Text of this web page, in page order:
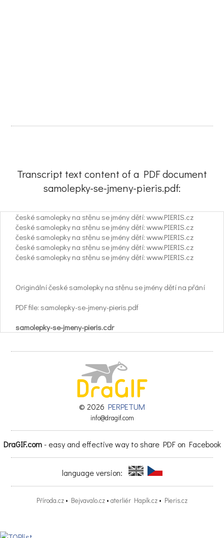
Transcript text content of a PDF document
samolepky-se-jmeny-pieris.pdf:
české samolepky na stěnu se jmény dětí: www.PIERIS.cz
české samolepky na stěnu se jmény dětí: www.PIERIS.cz
české samolepky na stěnu se jmény dětí: www.PIERIS.cz
české samolepky na stěnu se jmény dětí: www.PIERIS.cz
české samolepky na stěnu se jmény dětí: www.PIERIS.cz
Originální české samolepky na stěnu se jmény dětí na přání
PDF file: samolepky-se-jmeny-pieris.pdf
samolepky-se-jmeny-pieris.cdr
© 2026 PERPETUM
info@dragif.com
DraGIF.com- easy and effective way to share PDF on Facebook
language version:
Příroda.cz • Bejvavalo.cz • aterliér Hapík.cz • Pieris.cz